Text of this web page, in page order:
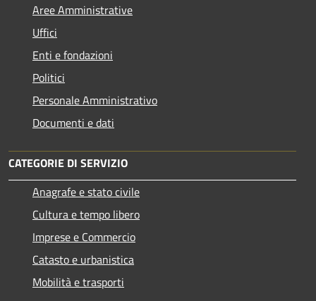
Aree Amministrative
Uffici
Enti e fondazioni
Politici
Personale Amministrativo
Documenti e dati
CATEGORIE DI SERVIZIO
Anagrafe e stato civile
Cultura e tempo libero
Imprese e Commercio
Catasto e urbanistica
Mobilità e trasporti